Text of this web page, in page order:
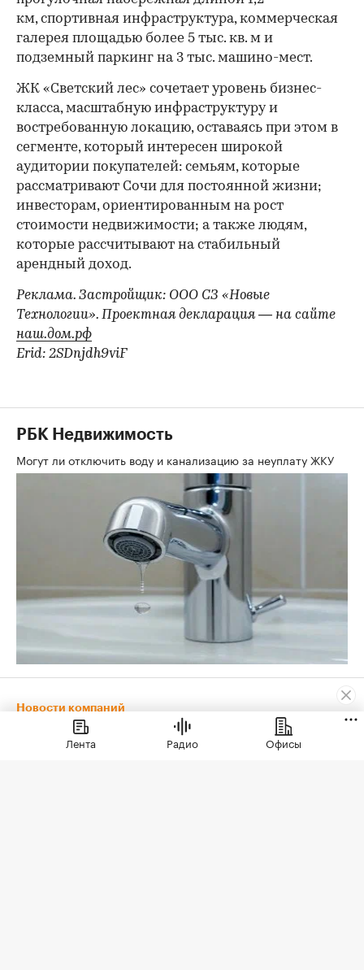
00:00
км, спортивная инфраструктура, коммерческая
галерея площадью более 5 тыс. кв. м и
подземный паркинг на 3 тыс. машино-мест.
ЖК «Светский лес» сочетает уровень бизнес-
класса, масштабную инфраструктуру и
востребованную локацию, оставаясь при этом в
сегменте, который интересен широкой
аудитории покупателей: семьям, которые
рассматривают Сочи для постоянной жизни;
инвесторам, ориентированным на рост
стоимости недвижимости; а также людям,
которые рассчитывают на стабильный
арендный доход.
Реклама. Застройщик: ООО СЗ «Новые
Технологии». Проектная декларация — на сайте
наш.дом.рф
Erid: 2SDnjdh9viF
РБК Недвижимость
Могут ли отключить воду и канализацию за неуплату ЖКУ
Новости компаний
Новости компаний
03 июл, 12:45
Лента Радио Офисы